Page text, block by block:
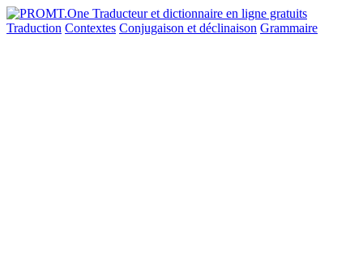
Traduction Contextes Conjugaison et déclinaison Grammaire